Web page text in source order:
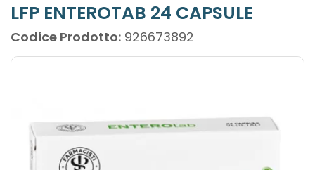
LFP ENTEROTAB 24 CAPSULE
Codice Prodotto: 926673892